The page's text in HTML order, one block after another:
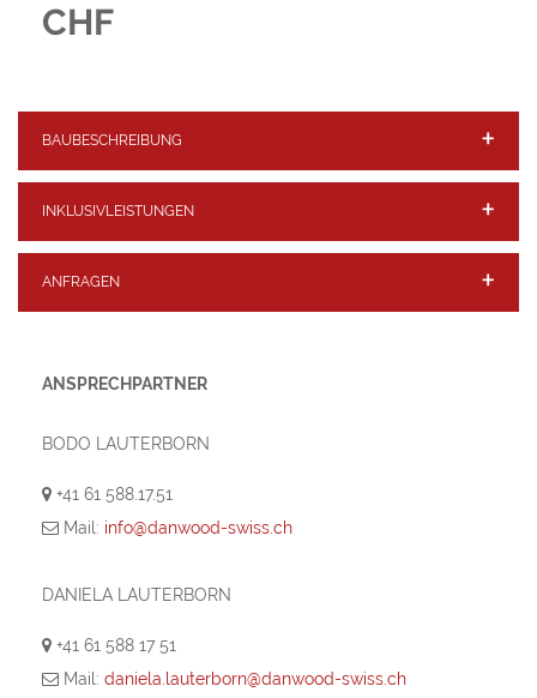
CHF
BAUBESCHREIBUNG
INKLUSIVLEISTUNGEN
ANFRAGEN
ANSPRECHPARTNER
BODO LAUTERBORN
+41 61 588.17.51
Mail: info@danwood-swiss.ch
DANIELA LAUTERBORN
+41 61 588 17 51
Mail: daniela.lauterborn@danwood-swiss.ch